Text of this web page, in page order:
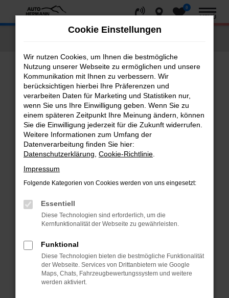
Zum
Hauptinhalt
0
MENÜ
Fehler: Network Error
Beim Laden ist ein Fehler aufgetreten.
Hier sind ein paar Tipps, die dir helfen können:
Überprüfe deine Firewall und deine
Internetverbindung.
Laden andere Webseiten, zum Beispiel deine
Suchmaschine?
Prüfe deine Browsererweiterungen.
Manche Erweiterungen, wie Werbeblocker,
verhindern. Funktioniert die Seite in einem
Fenster?
Starte dein Gerät neu.
Das kann manchmal helfen, vorübergehende
Probleme zu beheben.
Cookie Einstellungen
Wir nutzen Cookies, um Ihnen die bestmögliche
Nutzung unserer Webseite zu ermöglichen und unsere
Kommunikation mit Ihnen zu verbessern. Wir
berücksichtigen hierbei Ihre Präferenzen und
verarbeiten Daten für Marketing und Statistiken nur,
wenn Sie uns Ihre Einwilligung geben. Wenn Sie zu
einem späteren Zeitpunkt Ihre Meinung ändern, können
Sie die Einwilligung jederzeit für die Zukunft widerrufen.
Weitere Informationen zum Umfang der
Datenverarbeitung finden Sie hier:
Datenschutzerklärung Cookie-Richtlinie
Impressum
Folgende Kategorien von Cookies werden von uns eingesetzt:
Essentiell
Diese Technologien sind erforderlich, um die
Kernfunktionalität der Webseite zu gewährleisten.
Funktional
Diese Technologien bieten die bestmögliche Funktionalität
der Webseite. Services von Drittanbietern wie Google
Maps, Chats, Fahrzeugbewertungssystem und weitere
werden aktiviert.